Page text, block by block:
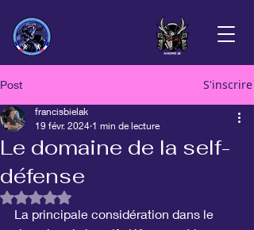
Post S'inscrire
Le domaine de la self-
défense
francisbielak
19 févr. 2024 1 min de lecture
Noté NaN étoiles sur 5.
La principale considération dans le